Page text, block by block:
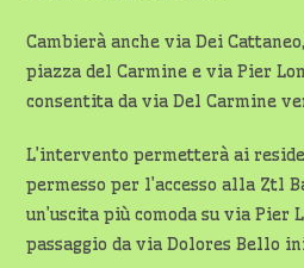
Cambierà anche via Dei
piazza del Carmine e via Pier
consentita da via Del Carmine
L’intervento permetterà ai
permesso per l’accesso alla Ztl
un’uscita più comoda su via Pier
passaggio da via Dolores Bello